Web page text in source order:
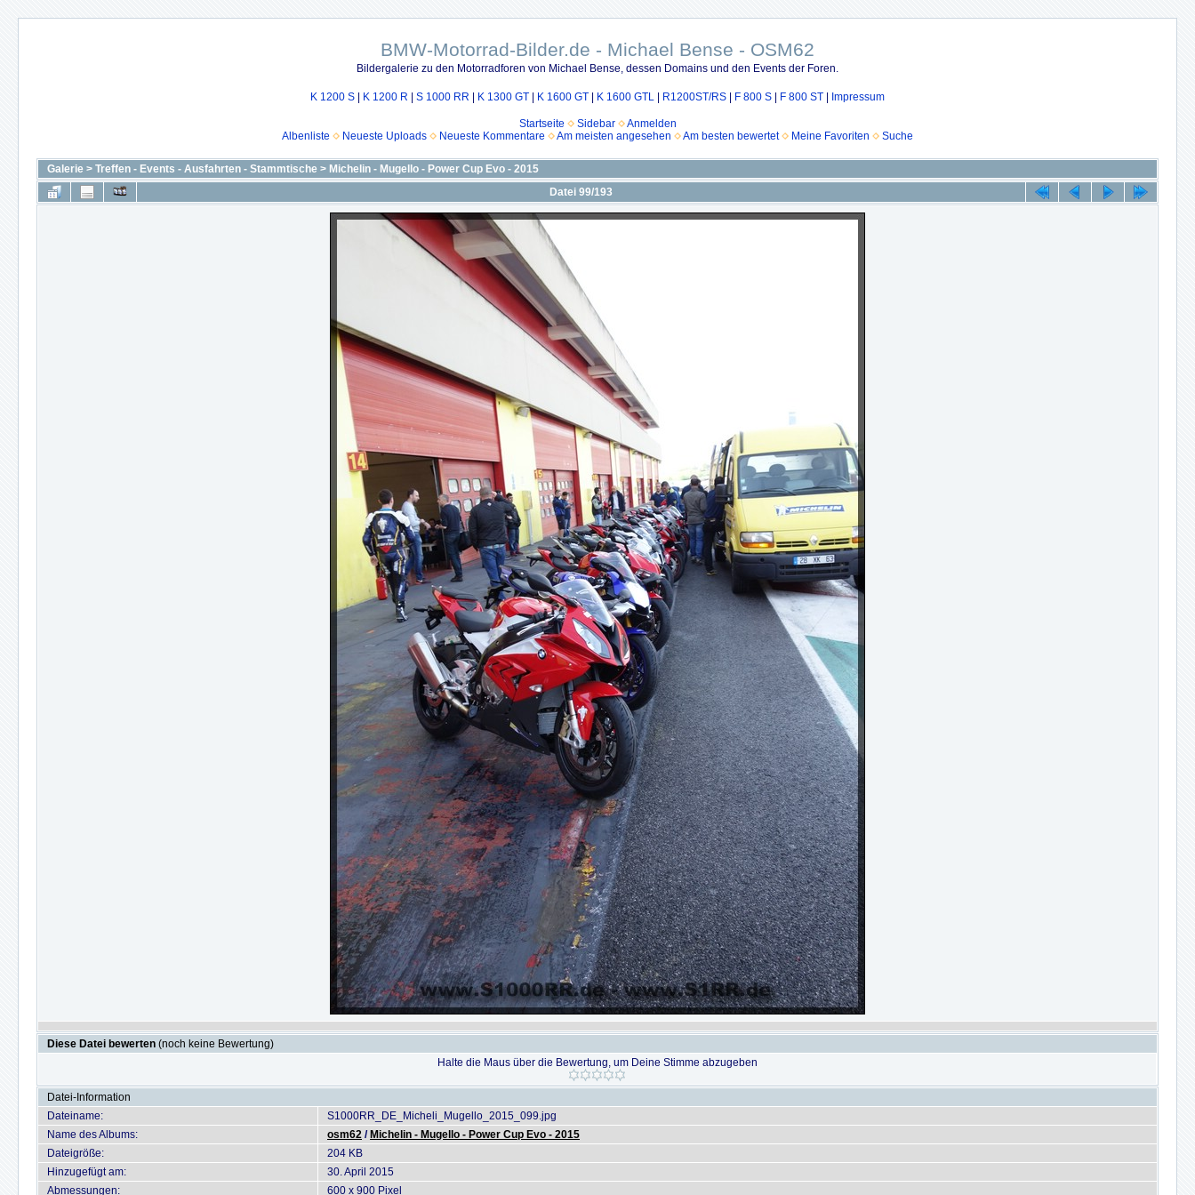
BMW-Motorrad-Bilder.de - Michael Bense - OSM62
Bildergalerie zu den Motorradforen von Michael Bense, dessen Domains und den Events der Foren.
K 1200 S K 1200 R S 1000 RR K 1300 GT K 1600 GT K 1600 GTL R1200ST/RS F 800 S F 800 ST Impressum
Startseite Sidebar
Anmelden
Albenliste
Neueste Uploads Neueste Kommentare Am meisten angesehen Am besten bewertet Meine Favoriten Suche
Galerie > Treffen - Events - Ausfahrten - Stammtische > Michelin - Mugello - Power Cup Evo - 2015
Datei 99/193
Diese Datei bewerten (noch keine Bewertung)
Halte die Maus über die Bewertung, um Deine Stimme abzugeben
Datei-Information
Dateiname:
S1000RR_DE_Micheli_Mugello_2015_099.jpg
Name des Albums:
osm62 / Michelin - Mugello - Power Cup Evo - 2015
Dateigröße:
204 KB
Hinzugefügt am:
30. April 2015
Abmessungen:
600 x 900 Pixel